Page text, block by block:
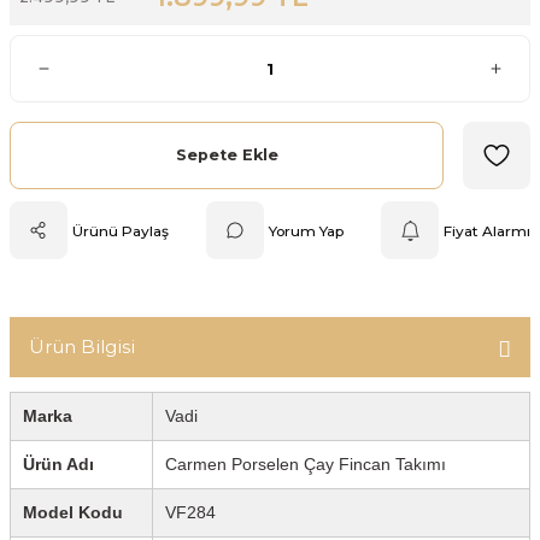
Yağlık & Sirkelik
Sepete Ekle
Ürünü Paylaş Yorum Yap Fiyat Alarmı
Ürün Bilgisi
Marka Vadi
Ürün Adı Carmen Porselen Çay Fincan Takımı
Model Kodu VF284